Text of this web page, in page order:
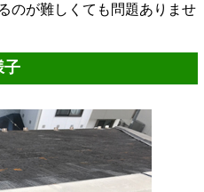
のが難しくても問題ありませ
子